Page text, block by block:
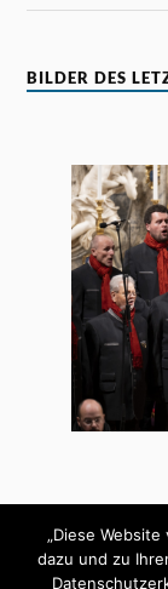
BILDER DES
„Diese
dazu und zu